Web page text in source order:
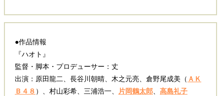
●作品情報
『ハオト』
監督・脚本・プロデューサー：丈
出演：原田龍二、長谷川朝晴、木之元亮、倉野尾成美（ ＡＫ
Ｂ４８ ）、村山彩希、三浦浩一、 片岡鶴太郎
高島礼子